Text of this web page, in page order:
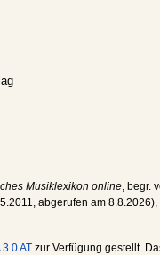
Musiklexikon online , begr.
, abgerufen am 8.8.2026),
AT zur Verfügung gestellt.